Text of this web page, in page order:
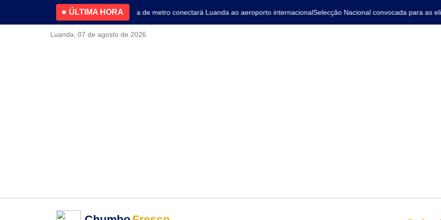
ÚLTIMA HORA
4.2% no primeiro trimestreNova linha de metro conectará Luanda ao aeroporto internacionalSelecção Nacional convocada para as
Luanda, 07 de agosto de 2026